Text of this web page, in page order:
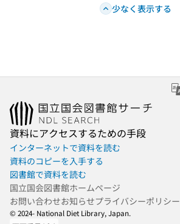
少なく表示する
資料にアクセスするための手段
インターネットで資料を読む
資料のコピーを入手する
図書館で資料を読む
国立国会図書館ホームページ
お問い合わせお知らせプライバシーポリシー
© 2024- National Diet Library, Japan.